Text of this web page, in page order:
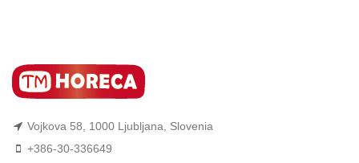
Vojkova 58, 1000 Ljubljana, Slovenia
+386-30-336649